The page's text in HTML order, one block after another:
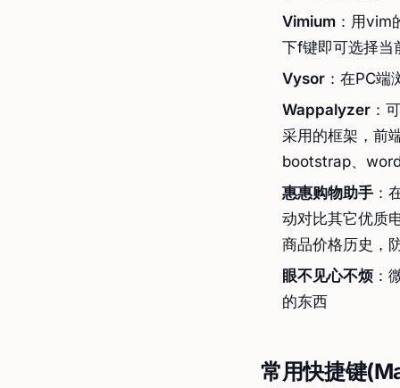
Vimium ：用vim
下f键即可选择当
Vysor ：在PC
Wappalyzer ：
采用的框架，前
bootstrap、
惠惠购物助手 ：
动对比其它优质
商品价格历史，
眼不见心不烦：
的东西
常用快捷键